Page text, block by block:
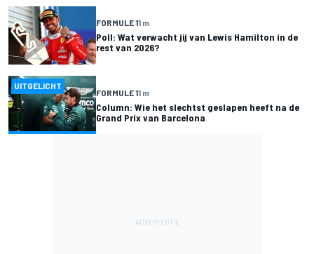
FORMULE 11 m
Poll: Wat verwacht jij van Lewis Hamilton in de
rest van 2026?
UITGELICHT
FORMULE 11 m
Column: Wie het slechtst geslapen heeft na de
Grand Prix van Barcelona